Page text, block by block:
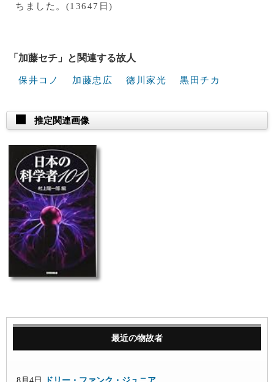
ちました。(13647日)
「加藤セチ」と関連する故人
保井コノ 加藤忠広 徳川家光 黒田チカ
推定関連画像
最近の物故者
8月4日
ドリー・ファンク・ジュニア